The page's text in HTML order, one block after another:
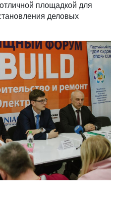
площадкой для
деловых